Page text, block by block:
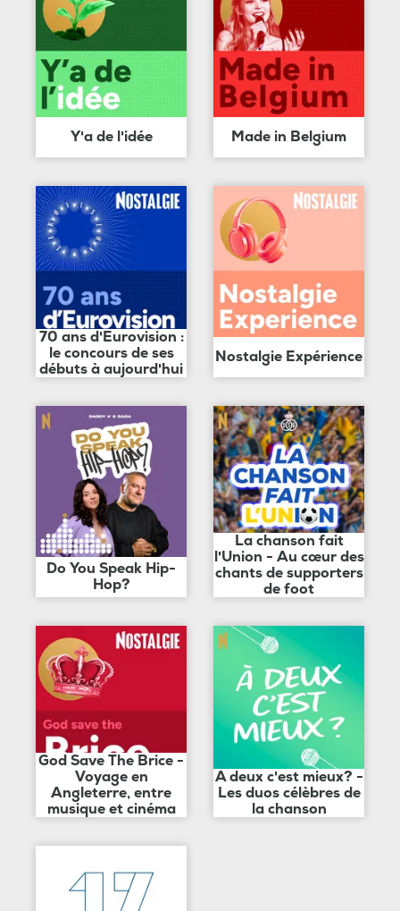
Y'a de l'idée Made in Belgium
70 ans d'Eurovision :
le concours de ses
débuts à aujourd'hui
Nostalgie Expérience
Do You Speak Hip-
Hop?
La chanson fait
l'Union - Au cœur des
chants de supporters
de foot
God Save The Brice -
Voyage en
Angleterre, entre
musique et cinéma
A deux c'est mieux? -
Les duos célèbres de
la chanson